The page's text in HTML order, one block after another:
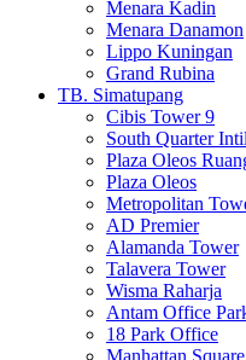
Menara Kadin
Menara Danamon
Lippo Kuningan
Grand Rubina
TB. Simatupang
Cibis Tower 9
South Quarter
Plaza Oleos
Plaza Oleos
Metropolitan
AD Premier
Alamanda Tower
Talavera Tower
Wisma Raharja
Antam Office
18 Park Office
Manhattan Square